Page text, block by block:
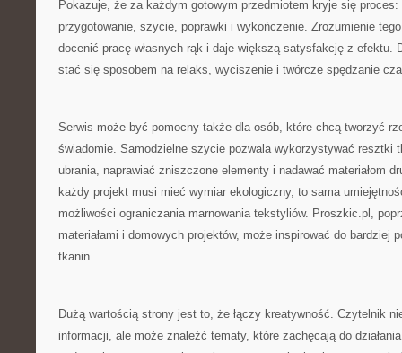
Pokazuje, że za każdym gotowym przedmiotem kryje się proces:
przygotowanie, szycie, poprawki i wykończenie. Zrozumienie
docenić pracę własnych rąk i daje większą satysfakcję z efektu.
stać się sposobem na relaks, wyciszenie i twórcze spędzanie
Serwis może być pomocny także dla osób, które chcą tworzyć
świadomie. Samodzielne szycie pozwala wykorzystywać resztki
ubrania, naprawiać zniszczone elementy i nadawać materiałom
każdy projekt musi mieć wymiar ekologiczny, to sama
możliwości ograniczania marnowania tekstyliów. Proszkic.pl,
materiałami i domowych projektów, może inspirować do bardziej
tkanin.
Dużą wartością strony jest to, że łączy kreatywność. Czytelnik
informacji, ale może znaleźć tematy, które zachęcają do